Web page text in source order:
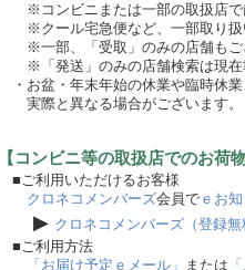
※コンビニまたは一部の取扱店で
※クール宅急便など、一部取り扱
※一部、「受取」のみの店舗もご
※「発送」のみの店舗検索は現在
・お盆・年末年始の休業や臨時休
実際と異なる場合がございます。
【コンビニ等の取扱店でのお
■ご利用いただけるお客様
クロネコメンバーズ会員で ｅお
▶ クロネコメンバーズ（登録無
■ご利用方法
「お届け予定ｅメール」 または